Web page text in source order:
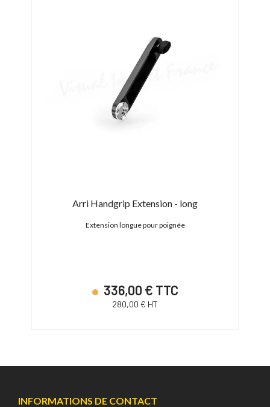
Arri Handgrip Extension - long
Extension longue pour poignée
336,00 € TTC
280,00 € HT
INFORMATIONS DE CONTACT